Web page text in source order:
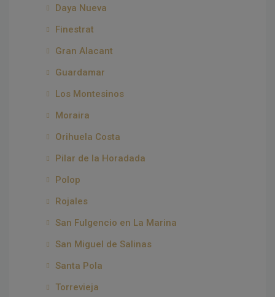
Daya Nueva
Finestrat
Gran Alacant
Guardamar
Los Montesinos
Moraira
Orihuela Costa
Pilar de la Horadada
Polop
Rojales
San Fulgencio en La Marina
San Miguel de Salinas
Santa Pola
Torrevieja